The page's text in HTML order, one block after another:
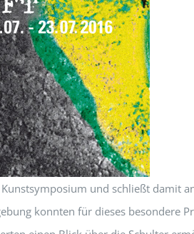
und schließt damit
konnten für dieses besondere